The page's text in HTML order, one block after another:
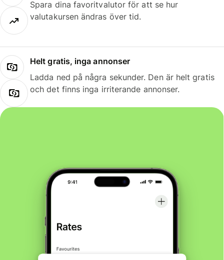
Spara dina favoritvalutor för att se hur
valutakursen ändras över tid.
Helt gratis, inga annonser
Ladda ned på några sekunder. Den är helt gratis
och det finns inga irriterande annonser.